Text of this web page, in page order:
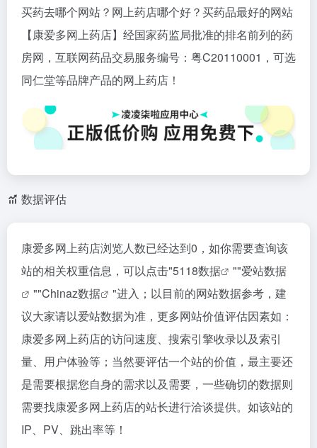
买药去哪个网站？网上药店哪个好？买药品最好的网站
【康爱多网上药店】经国家药监局批准的排名前列的药
房网，互联网药品交易服务编号：粤C20110001，可选
同仁堂等品牌产品的网上药店！
数据评估
康爱多网上药店浏览人数已经达到0，如你需要查询该
站的相关权重信息，可以点击"5118数据 ""爱站数据
""Chinaz数据
"进入；以目前的网站数据参考，建
议大家请以爱站数据为准，更多网站价值评估因素如：
康爱多网上药店的访问速度、搜索引擎收录以及索引
量、用户体验等；当然要评估一个站的价值，最主要还
是需要根据您自身的需求以及需要，一些确切的数据则
需要找康爱多网上药店的站长进行洽谈提供。如该站的
IP、PV、跳出率等！